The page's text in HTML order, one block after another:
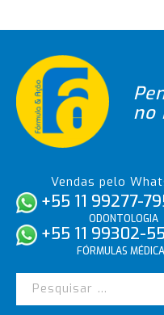
no
Vendas pelo
+55 11 99277-
ODONTOLOGIA
+55 11 99302-
FÓRMULAS